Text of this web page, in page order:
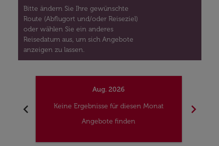
Bitte ändern Sie Ihre gewünschte
Route (Abflugort und/oder Reiseziel)
oder wählen Sie ein anderes
Reisedatum aus, um sich Angebote
anzeigen zu lassen.
chevron_left
Aug. 2026
Keine Ergebnisse für diesen Monat
Angebote finden
chevron_right